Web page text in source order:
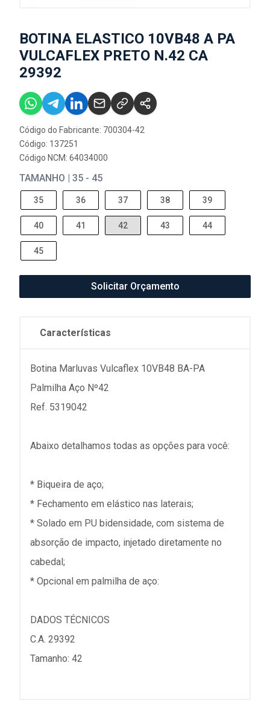
BOTINA ELASTICO 10VB48 A PA
VULCAFLEX PRETO N.42 CA
29392
Código do Fabricante: 700304-42
Código: 137251
Código NCM: 64034000
TAMANHO | 35 - 45
35 36 37 38 39
40 41 42 43 44
45
Solicitar Orçamento
Características
Botina Marluvas Vulcaflex 10VB48 BA-PA
Palmilha Aço Nº42
Ref. 5319042
Abaixo detalhamos todas as opções para você:
* Biqueira de aço;
* Fechamento em elástico nas laterais;
* Solado em PU bidensidade, com sistema de
absorção de impacto, injetado diretamente no
cabedal;
* Opcional em palmilha de aço:
DADOS TÉCNICOS
C.A. 29392
Tamanho: 42